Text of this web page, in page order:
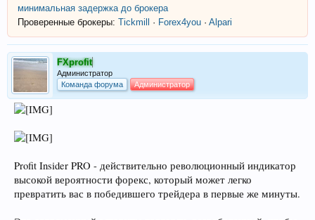
минимальная задержка до брокера
Проверенные брокеры: Tickmill · Forex4you · Alpari
FXprofit
Администратор
Команда форума
Администратор
Profit Insider PRO - действительно революционный индикатор
высокой вероятности форекс, который может легко
превратить вас в победившего трейдера в первые же минуты.